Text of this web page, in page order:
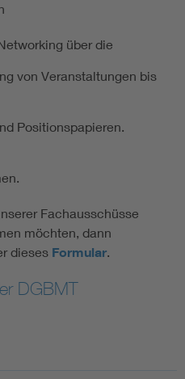
über die
von Veranstaltungen bis
Positionspapieren.
Fachausschüsse
möchten, dann
dieses Formular.
DGBMT